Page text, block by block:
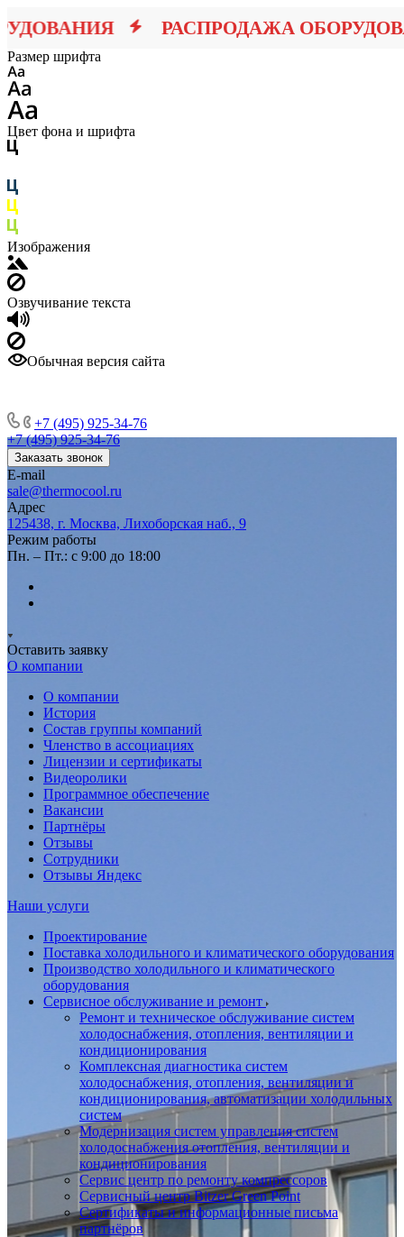
РАСПРОДАЖА
Размер шрифта
Цвет фона и шрифта
Изображения
Озвучивание текста
Обычная версия сайта
+7 (495) 925-34-76
+7 (495) 925-34-76
Заказать звонок
E-mail
sale@thermocool.ru
Адрес
125438, г. Москва, Лихоборская наб., 9
Режим работы
Пн. – Пт.: с 9:00 до 18:00
Оставить заявку
О компании
О компании
История
Состав группы компаний
Членство в ассоциациях
Лицензии и сертификаты
Видеоролики
Программное обеспечение
Вакансии
Партнёры
Отзывы
Сотрудники
Отзывы Яндекс
Наши услуги
Проектирование
Поставка холодильного и климатического оборудования
Производство холодильного и климатического
оборудования
Сервисное обслуживание и ремонт
Ремонт и техническое обслуживание систем
холодоснабжения, отопления, вентиляции и
кондиционирования
Комплексная диагностика систем
холодоснабжения, отопления, вентиляции и
кондиционирования, автоматизации холодильных
систем
Модернизация систем управления систем
холодоснабжения отопления, вентиляции и
кондиционирования
Сервис центр по ремонту компрессоров
Сервисный центр Bitzer Green Point
Сертификаты и информационные письма
партнёров